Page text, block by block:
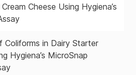
Cheese Using Hygiena’s
Coliforms in Dairy Starter
Hygiena’s MicroSnap